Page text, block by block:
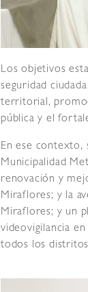
Los objetivos
seguridad
territorial,
pública y el
En ese contexto,
Municipalidad
renovación y
Miraflores; y la
Miraflores; y un
videovigilancia
todos los